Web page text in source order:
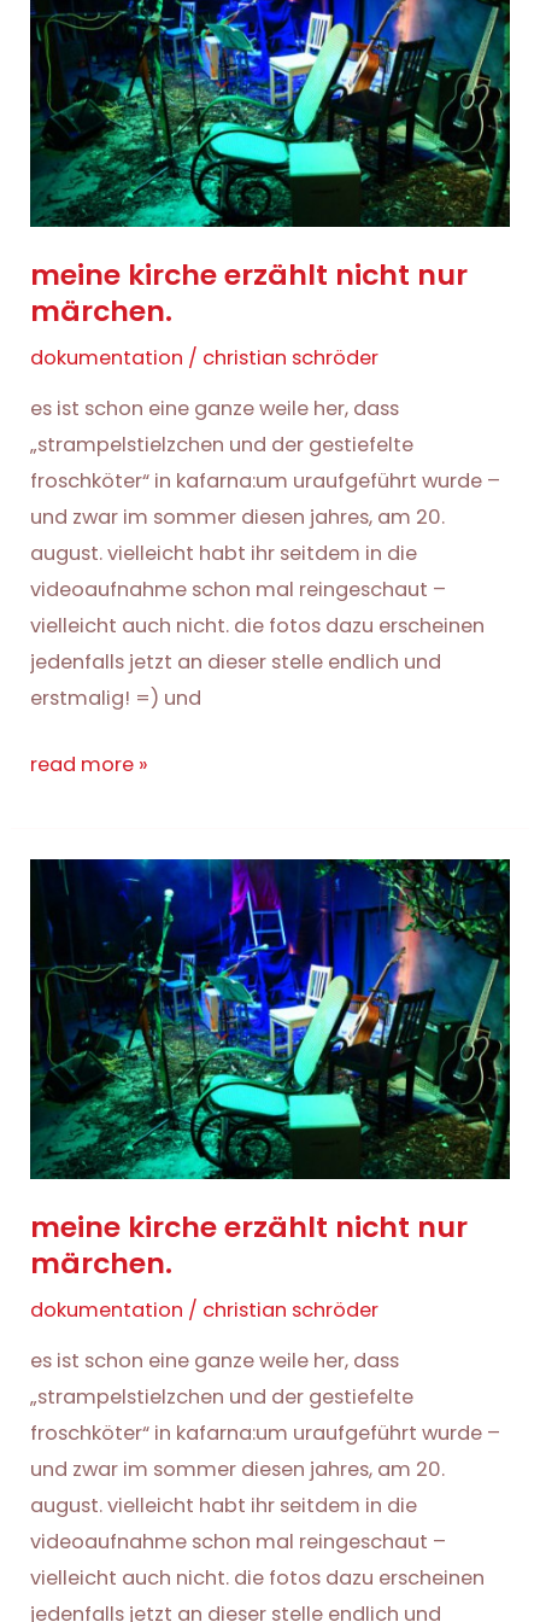
meine kirche erzählt nicht nur
märchen.
dokumentation / christian schröder
es ist schon eine ganze weile her, dass
„strampelstielzchen und der gestiefelte
froschköter“ in kafarna:um uraufgeführt wurde –
und zwar im sommer diesen jahres, am 20.
august. vielleicht habt ihr seitdem in die
videoaufnahme schon mal reingeschaut –
vielleicht auch nicht. die fotos dazu erscheinen
jedenfalls jetzt an dieser stelle endlich und
erstmalig! =) und
meine
nicht
märchen.
read more »
meine kirche erzählt nicht nur
märchen.
dokumentation / christian schröder
es ist schon eine ganze weile her, dass
„strampelstielzchen und der gestiefelte
froschköter“ in kafarna:um uraufgeführt wurde –
und zwar im sommer diesen jahres, am 20.
august. vielleicht habt ihr seitdem in die
videoaufnahme schon mal reingeschaut –
vielleicht auch nicht. die fotos dazu erscheinen
jedenfalls jetzt an dieser stelle endlich und